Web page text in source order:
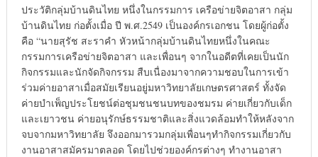
ประวัติกลุ่มบ้านดินไทย หนึ่งในกรรมการ เครือข่ายจิตอาสา กลุ่ม
บ้านดินไทย ก่อตั้งเมื่อ ปี พ.ศ.2549 เป็นองค์กรเอกชน โดยผู้ก่อตั้ง
คือ “นายสุรัช สะราคำ หัวหน้ากลุ่มบ้านดินไทยหนึ่งในคณะ
กรรมการเครือข่ายจิตอาสา และเพื่อนๆ จากในอดีตที่เคยเป็นนัก
กิจกรรมและนักจัดกิจกรรม สืบเนื่องมาจากความชอบในการเข้า
ร่วมค่ายอาสาเมื่อสมัยเรียนอยู่มหาวิทยาลัยเกษตรศาสตร์ ทั้งจัด
ค่ายบำเพ็ญประโยชน์ต่อชุมชนชนบทของชมรม ค่ายเกี่ยวกับเด็ก
และเยาวชน ค่ายอนุรักษ์ธรรมชาติและสิ่งแวดล้อมทำให้หลังจาก
จบจากมหาวิทยาลัย จึงออกมารวมกลุ่มเพื่อนๆทำกิจกรรมเกี่ยวกับ
งานอาสาสมัครมาตลอด โดยไปช่วยองค์กรต่างๆ ทำงานอาสา